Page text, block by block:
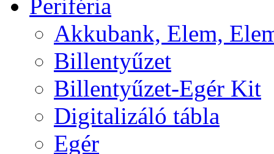
Periféria
Akkubank, Elem,
Billentyűzet
Billentyűzet-Egér Kit
Digitalizáló tábla
Egér